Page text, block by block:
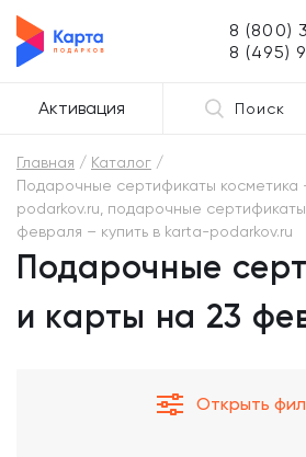
8 (800)
8 (495)
Активация Поиск
Главная
Каталог
Подарочные сертификаты косметика
podarkov.ru, подарочные
февраля – купить в karta-podarkov.ru
Подарочные
и карты на 23
Открыть